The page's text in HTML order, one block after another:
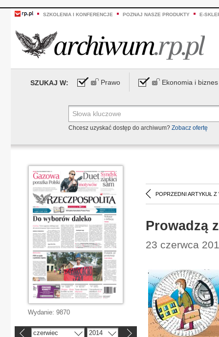
SZKOLENIA I KONFERENCJE POZNAJ NASZE PRODUKTY E-
SZUKAJ W: Prawo Ekonomia i biznes
Chcesz uzyskać dostęp do archiwum? Zobacz ofertę
POPRZEDNI ARTYKUŁ Z
Prowadzą
23 czerwca
Wydanie: 9870
czerwiec 2014